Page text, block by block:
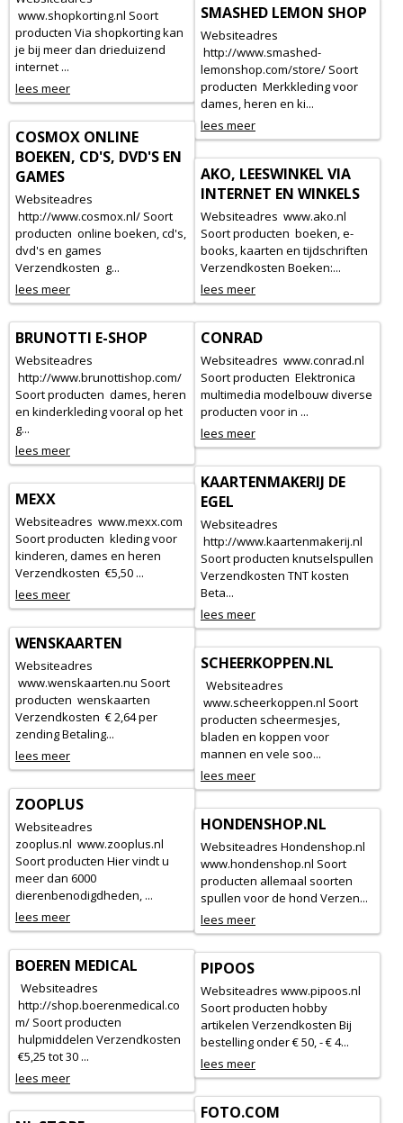
www.shopkorting.nl Soort
producten Via shopkorting kan
je bij meer dan drieduizend
internet ...
lees meer
SMASHED LEMON SHOP
Websiteadres
http://www.smashed-
lemonshop.com/store/ Soort
producten Merkkleding voor
dames, heren en ki...
lees meer
COSMOX ONLINE
BOEKEN, CD'S, DVD'S EN
GAMES
Websiteadres
http://www.cosmox.nl/ Soort
producten online boeken, cd's,
dvd's en games
Verzendkosten g...
lees meer
AKO, LEESWINKEL VIA
INTERNET EN WINKELS
Websiteadres www.ako.nl
Soort producten boeken, e-
books, kaarten en tijdschriften
Verzendkosten Boeken:...
lees meer
BRUNOTTI E-SHOP
Websiteadres
http://www.brunottishop.com/
Soort producten dames, heren
en kinderkleding vooral op het
g...
lees meer
CONRAD
Websiteadres www.conrad.nl
Soort producten Elektronica
multimedia modelbouw diverse
producten voor in ...
lees meer
KAARTENMAKERIJ DE
EGEL
Websiteadres
http://www.kaartenmakerij.nl
Soort producten knutselspullen
Verzendkosten TNT kosten
Beta...
lees meer
MEXX
Websiteadres www.mexx.com
Soort producten kleding voor
kinderen, dames en heren
Verzendkosten €5,50 ...
lees meer
WENSKAARTEN
Websiteadres
www.wenskaarten.nu Soort
producten wenskaarten
Verzendkosten € 2,64 per
zending Betaling...
lees meer
SCHEERKOPPEN.NL
Websiteadres
www.scheerkoppen.nl Soort
producten scheermesjes,
bladen en koppen voor
mannen en vele soo...
lees meer
ZOOPLUS
Websiteadres
zooplus.nl www.zooplus.nl
Soort producten Hier vindt u
meer dan 6000
dierenbenodigdheden, ...
lees meer
HONDENSHOP.NL
Websiteadres Hondenshop.nl
www.hondenshop.nl Soort
producten allemaal soorten
spullen voor de hond Verzen...
lees meer
BOEREN MEDICAL
Websiteadres
http://shop.boerenmedical.co
m/ Soort producten
hulpmiddelen Verzendkosten
€5,25 tot 30 ...
lees meer
PIPOOS
Websiteadres www.pipoos.nl
Soort producten hobby
artikelen Verzendkosten Bij
bestelling onder € 50, - € 4...
lees meer
FOTO.COM